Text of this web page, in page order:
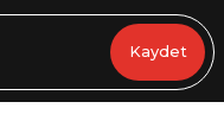
Kaydet